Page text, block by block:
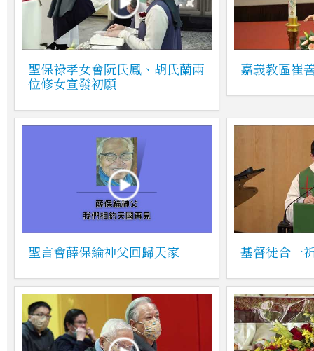
聖保祿孝女會阮氏鳳、胡氏蘭兩
位修女宣發初願
嘉義教區崔
聖言會薛保綸神父回歸天家 基督徒合一